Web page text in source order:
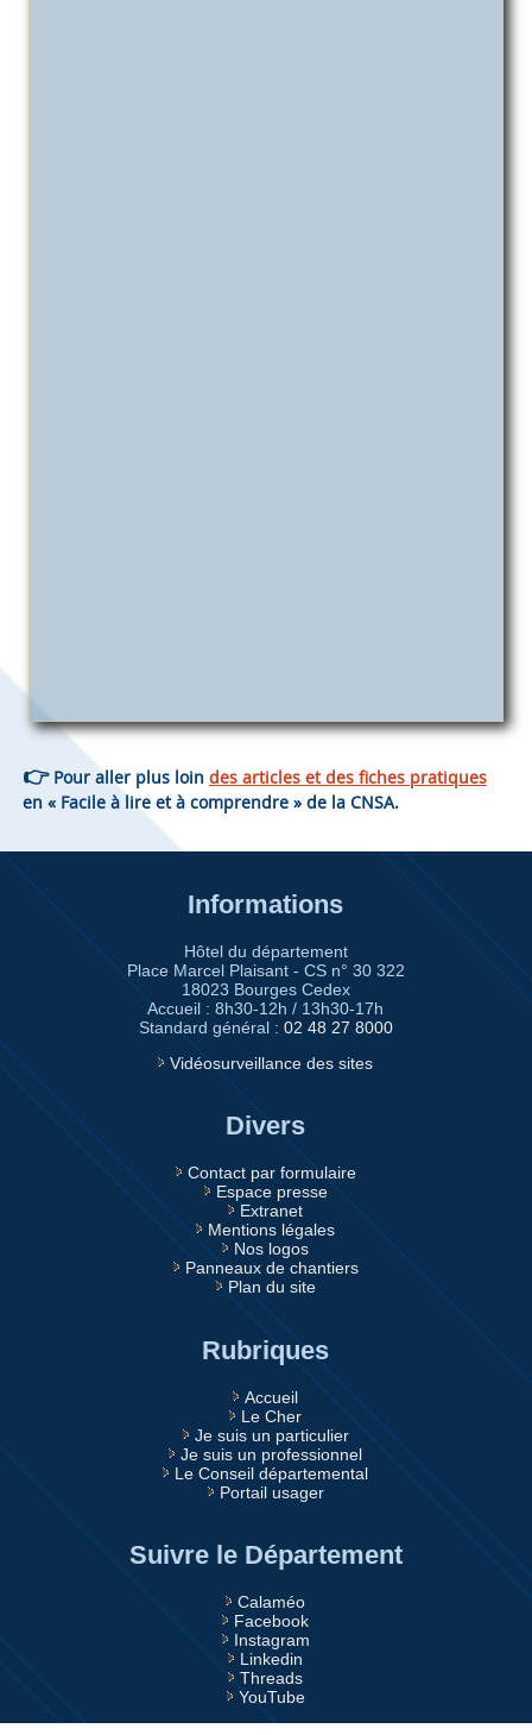
👉Pour aller plus loin des articles et des fiches pratiques
en « Facile à lire et à comprendre » de la CNSA.
Informations
Hôtel du département
Place Marcel Plaisant - CS n° 30 322
18023 Bourges Cedex
Accueil : 8h30-12h / 13h30-17h
Standard général : 02 48 27 8000
Vidéosurveillance des sites
Divers
Contact par formulaire
Espace presse
Extranet
Mentions légales
Nos logos
Panneaux de chantiers
Plan du site
Rubriques
Accueil
Le Cher
Je suis un particulier
Je suis un professionnel
Le Conseil départemental
Portail usager
Suivre le Département
Calaméo
Facebook
Instagram
Linkedin
Threads
YouTube